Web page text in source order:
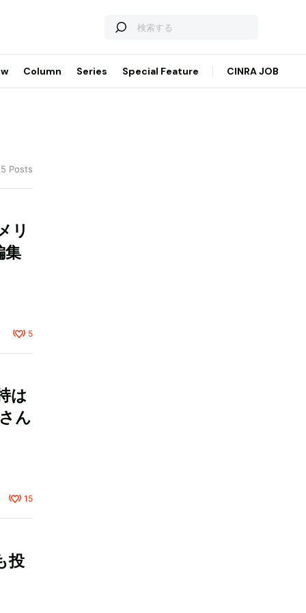
Column Series Special Feature CINRA JOB
Posts
リ
集
5
は
ん
15
投